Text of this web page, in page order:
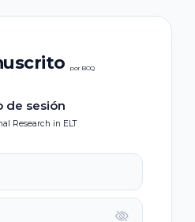
por BOQ
de sesión
Research in ELT